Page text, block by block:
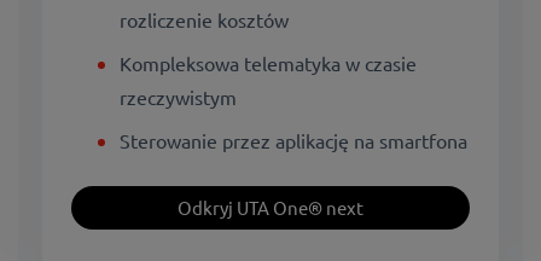
rozliczenie kosztów
Kompleksowa telematyka w czasie
rzeczywistym
Sterowanie przez aplikację na smartfona
Odkryj UTA One® next